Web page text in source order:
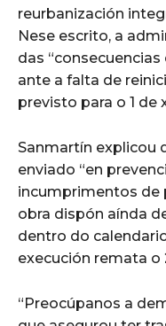
reurbanización
Nese escrito, a
das
ante a falta de
previsto para o 1 de
Sanmartín explicou
enviado “en
incumprimentos de
obra dispón aínda
dentro do
execución remata o
“Preocúpanos a